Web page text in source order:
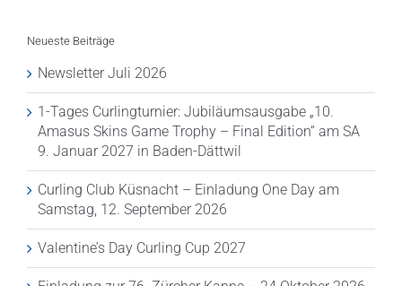
Neueste Beiträge
Newsletter Juli 2026
1-Tages Curlingturnier: Jubiläumsausgabe „10.
Amasus Skins Game Trophy – Final Edition“ am SA
9. Januar 2027 in Baden-Dättwil
Curling Club Küsnacht – Einladung One Day am
Samstag, 12. September 2026
Valentine’s Day Curling Cup 2027